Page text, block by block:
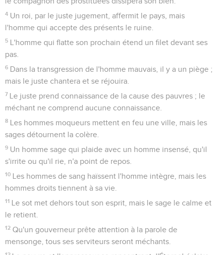
4 Un roi, par le juste jugement, affermit le pays, mais
l'homme qui accepte des présents le ruine.
5 L'homme qui flatte son prochain étend un filet devant ses
pas.
6 Dans la transgression de l'homme mauvais, il y a un piège ;
mais le juste chantera et se réjouira.
7 Le juste prend connaissance de la cause des pauvres ; le
méchant ne comprend aucune connaissance.
8 Les hommes moqueurs mettent en feu une ville, mais les
sages détournent la colère.
9 Un homme sage qui plaide avec un homme insensé, qu'il
s'irrite ou qu'il rie, n'a point de repos.
10 Les hommes de sang haïssent l'homme intègre, mais les
hommes droits tiennent à sa vie.
11 Le sot met dehors tout son esprit, mais le sage le calme et
le retient.
12 Qu'un gouverneur prête attention à la parole de
mensonge, tous ses serviteurs seront méchants.